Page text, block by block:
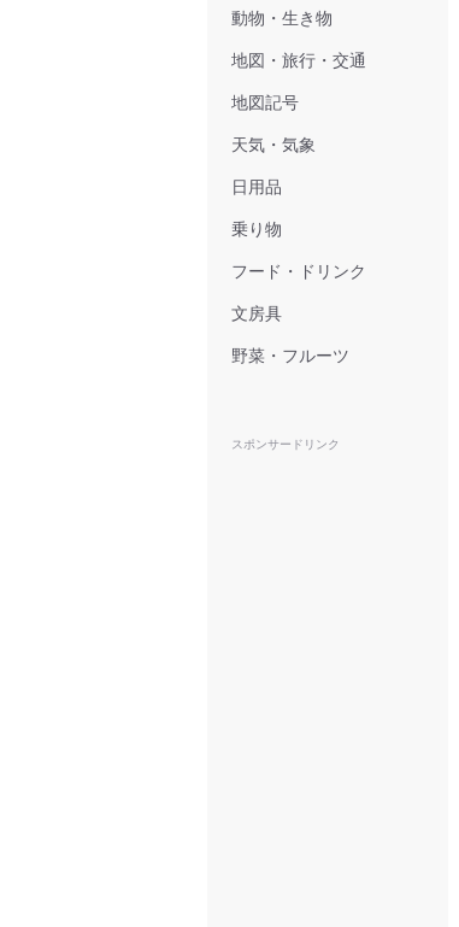
動物・生き物
地図・旅行・交通
地図記号
天気・気象
日用品
乗り物
フード・ドリンク
文房具
野菜・フルーツ
スポンサードリンク